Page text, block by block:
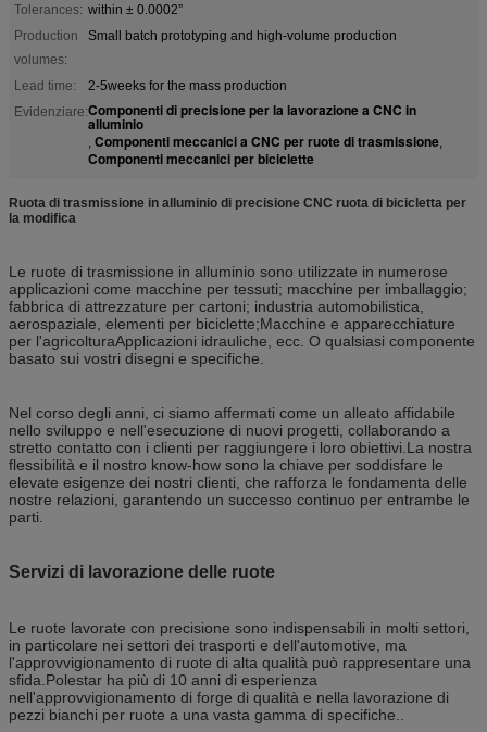
Tolerances: within ± 0.0002”
Production
volumes:
Small batch prototyping and high-volume production
Lead time:
2-5weeks for the mass production
Evidenziare:Componenti di precisione per la lavorazione a CNC in
alluminio
, Componenti meccanici a CNC per ruote di trasmissione,
Componenti meccanici per biciclette
Ruota di trasmissione in alluminio di precisione CNC ruota di bicicletta per
la modifica
Le ruote di trasmissione in alluminio sono utilizzate in numerose
applicazioni come macchine per tessuti; macchine per imballaggio;
fabbrica di attrezzature per cartoni; industria automobilistica,
aerospaziale, elementi per biciclette;Macchine e apparecchiature
per l'agricolturaApplicazioni idrauliche, ecc. O qualsiasi componente
basato sui vostri disegni e specifiche.
Nel corso degli anni, ci siamo affermati come un alleato affidabile
nello sviluppo e nell'esecuzione di nuovi progetti, collaborando a
stretto contatto con i clienti per raggiungere i loro obiettivi.La nostra
flessibilità e il nostro know-how sono la chiave per soddisfare le
elevate esigenze dei nostri clienti, che rafforza le fondamenta delle
nostre relazioni, garantendo un successo continuo per entrambe le
parti.
Servizi di lavorazione delle ruote
Le ruote lavorate con precisione sono indispensabili in molti settori,
in particolare nei settori dei trasporti e dell'automotive, ma
l'approvvigionamento di ruote di alta qualità può rappresentare una
sfida.Polestar ha più di 10 anni di esperienza
nell'approvvigionamento di forge di qualità e nella lavorazione di
pezzi bianchi per ruote a una vasta gamma di specifiche..